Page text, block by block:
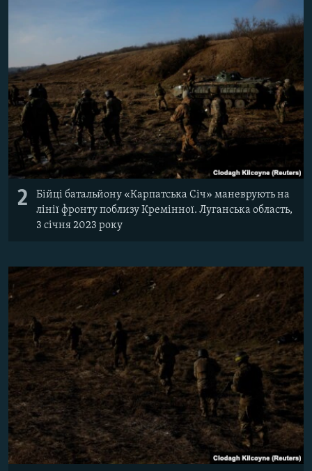
2
Бійці батальйону «Карпатська Січ» маневрують на
лінії фронту поблизу Кремінної. Луганська область,
3 січня 2023 року